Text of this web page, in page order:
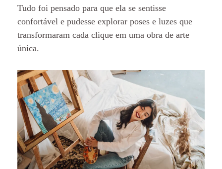
Tudo foi pensado para que ela se sentisse
confortável e pudesse explorar poses e luzes que
transformaram cada clique em uma obra de arte
única.